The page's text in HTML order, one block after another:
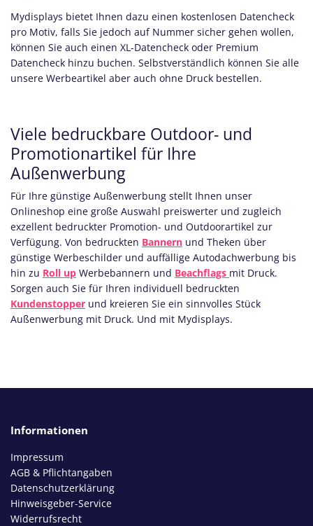
Mydisplays bietet Ihnen dazu einen kostenlosen Datencheck
pro Motiv, falls Sie jedoch auf Nummer sicher gehen wollen,
können Sie auch einen XL-Datencheck oder Premium
Datencheck hinzu buchen. Selbstverständlich können Sie alle
unsere Werbeartikel aber auch ohne Druck bestellen.
Viele bedruckbare Outdoor- und
Promotionartikel für Ihre
Außenwerbung
Für Ihre günstige Außenwerbung stellt Ihnen unser
Onlineshop eine große Auswahl preiswerter und zugleich
exzellent bedruckter Promotion- und Outdoorartikel zur
Verfügung. Von bedruckten Bannern und Theken über
günstige Werbeschilder und auffällige Autodachwerbung bis
hin zu Roll up Werbebannern und Beachflags mit Druck.
Sorgen auch Sie für Ihren individuell bedruckten
Kundenstopper und kreieren Sie ein sinnvolles Stück
Außenwerbung mit Druck. Und mit Mydisplays.
Informationen
Impressum
AGB & Pflichtangaben
Datenschutzerklärung
Hinweisgeber-Service
Widerrufsrecht